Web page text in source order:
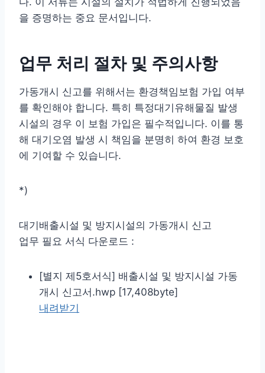
을 증명하는 중요 문서입니다.
업무 처리 절차 및 주의사항
가동개시 신고를 위해서는 환경책임보험 가입 여부
를 확인해야 합니다. 특히 특정대기유해물질 발생
시설의 경우 이 보험 가입은 필수적입니다. 이를 통
해 대기오염 발생 시 책임을 분명히 하여 환경 보호
에 기여할 수 있습니다.
*)
대기배출시설 및 방지시설의 가동개시 신고
업무 필요 서식 다운로드 :
[별지 제5호서식] 배출시설 및 방지시설 가동
개시 신고서.hwp [17,408byte]
내려받기